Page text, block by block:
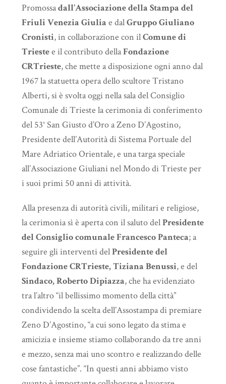
Promossadall’Associazione della Stampa del
Friuli Venezia Giulia e dalGruppo Giuliano
Cronisti, in collaborazione con ilComune di
Triestee il contributo dellaFondazione
CRTrieste, che mette a disposizione ogni anno dal
1967 la statuetta opera dello scultore Tristano
Alberti, si è svolta oggi nella sala del Consiglio
Comunale di Trieste la cerimonia di conferimento
del 53° San Giusto d’Oro a Zeno D’Agostino,
Presidente dell’Autorità di Sistema Portuale del
Mare Adriatico Orientale, e una targa speciale
all’Associazione Giuliani nel Mondo di Trieste per
i suoi primi 50 anni di attività.
Alla presenza di autorità civili, militari e religiose,
la cerimonia sì è aperta con il saluto delPresidente
del Consiglio comunale Francesco Panteca; a
seguire gli interventi delPresidente del
Fondazione CRTrieste, Tiziana Benussi, e del
Sindaco, Roberto Dipiazza, che ha evidenziato
tra l’altro “il bellissimo momento della città”
condividendo la scelta dell’Assostampa di premiare
Zeno D’Agostino, “a cui sono legato da stima e
amicizia e insieme stiamo collaborando da tre anni
e mezzo, senza mai uno scontro e realizzando delle
cose fantastiche”. “In questi anni abbiamo visto